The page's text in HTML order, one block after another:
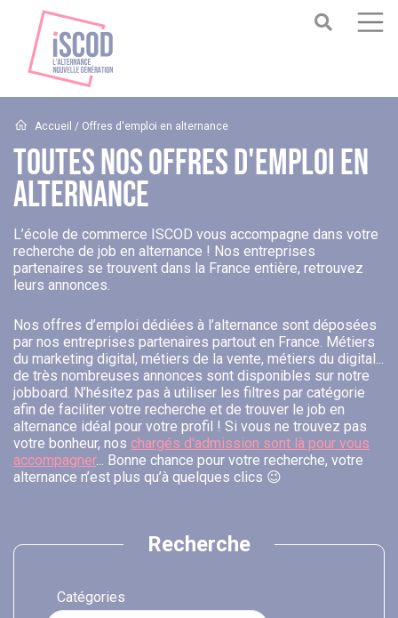
Accueil / Offres d'emploi en alternance
Toutes Nos Offres D'emploi En
Alternance
L’école de commerce ISCOD vous accompagne dans votre
recherche de job en alternance ! Nos entreprises
partenaires se trouvent dans la France entière, retrouvez
leurs annonces.
Nos offres d’emploi dédiées à l’alternance sont déposées
par nos entreprises partenaires partout en France. Métiers
du marketing digital, métiers de la vente, métiers du digital...
de très nombreuses annonces sont disponibles sur notre
jobboard. N’hésitez pas à utiliser les filtres par catégorie
afin de faciliter votre recherche et de trouver le job en
alternance idéal pour votre profil ! Si vous ne trouvez pas
votre bonheur, nos chargés d'admission sont là pour vous
accompagner... Bonne chance pour votre recherche, votre
alternance n’est plus qu’à quelques clics 😉
Recherche
Catégories